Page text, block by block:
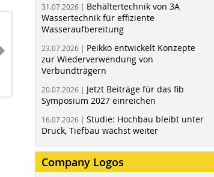
31.07.2026 | Behältertechnik von 3A
Wassertechnik für effiziente
Wasseraufbereitung
23.07.2026 | Peikko entwickelt Konzepte
zur Wiederverwendung von
Verbundträgern
20.07.2026 | Jetzt Beiträge für das fib
Symposium 2027 einreichen
16.07.2026 | Studie: Hochbau bleibt unter
Druck, Tiefbau wächst weiter
Company Logos